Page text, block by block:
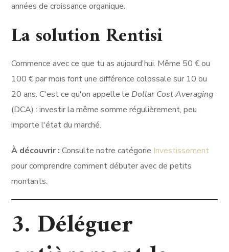
années de croissance organique.
La solution Rentisi
Commence avec ce que tu as aujourd'hui. Même 50 € ou
100 € par mois font une différence colossale sur 10 ou
20 ans. C'est ce qu'on appelle le Dollar Cost Averaging
(DCA) : investir la même somme régulièrement, peu
importe l'état du marché.
À découvrir : Consulte notre catégorie Investissement
pour comprendre comment débuter avec de petits
montants.
3. Déléguer